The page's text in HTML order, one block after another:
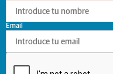
Email